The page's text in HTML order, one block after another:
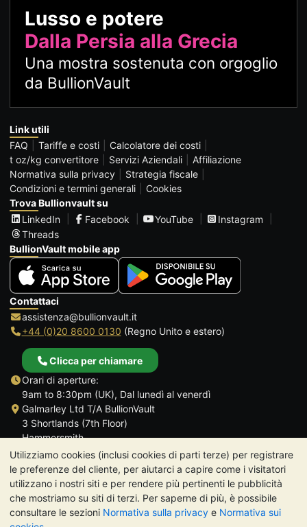
Utilizziamo cookies (inclusi cookies di parti terze) per registrare
le preferenze del cliente, per aiutarci a capire come i visitatori
utilizzano i nostri siti e per rendere più pertinenti le pubblicità
che mostriamo su siti di terzi. Per saperne di più, è possibile
consultare le sezioni Normativa sulla privacy e Normativa sui
Lusso e potere
Dalla Persia alla Grecia
Una mostra sostenuta con orgoglio
da BullionVault
Link utili
FAQ
Tariffe e costi
Calcolatore dei costi
t oz/kg convertitore
Servizi Aziendali
Affiliazione
Normativa sulla privacy
Strategia fiscale
Condizioni e termini generali
Cookies
Trova Bullionvault su
LinkedIn
Facebook YouTube
Instagram
Threads
BullionVault mobile app
Contattaci
assistenza@bullionvault.it
+44 (0)20 8600 0130 (Regno Unito e estero)
Clicca per chiamare
Orari di aperture:
9am to 8:30pm (UK), Dal lunedì al venerdì
Galmarley Ltd T/A BullionVault
3 Shortlands (7th Floor)
Hammersmith
Londra
W6 8DA
Regno Unito